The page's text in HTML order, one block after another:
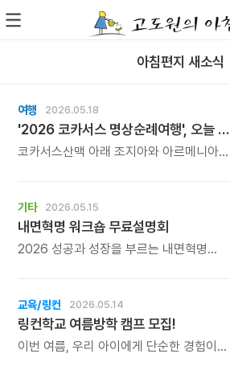
아침편지 새소식
여행 2026.05.18
'2026 코카서스 명상순례여행', 오늘 출발합니다.
코카서스산맥 아래 조지아와 아르메니아를
일찍 카자흐스탄을 거쳐 조지아를 향해
출발합니다.
기타 2026.05.15
내면혁명 워크숍 무료설명회
2026 성공과 성장을 부르는 내면혁명
생명력으로 충전하는 마음챙김 워크숍으로
준비했습니다.
교육/링컨 2026.05.14
링컨학교 여름방학 캠프 모집!
이번 여름, 우리 아이에게 단순한 경험이